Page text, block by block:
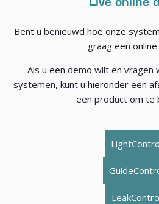
Bent u benieuwd hoe onze
graag een
Als u een demo wilt en vragen
systemen, kunt u hieronder een
een product om te